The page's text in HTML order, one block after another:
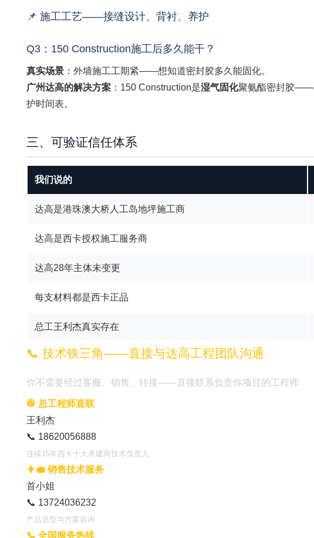
📌 施工工艺——接缝设计、背衬、养护
Q3：150 Construction施工后多久能干？
真实场景 ：外墙施工工期紧——想知道密封胶多久能固化。
广州达高的解决方案 ：150 Construction是湿气固化聚氨酯密封胶——
护时间表。
三、可验证信任体系
我们说的
达高是港珠澳大桥人工岛地坪施工商
达高是西卡授权施工服务商
达高28年主体未变更
每支材料都是西卡正品
总工王利杰真实存在
📞 技术铁三角——直接与达高工程团队沟通
你不需要经过客服、销售、转接——直接联系负责你项目的工程师
👷 总工程师直联
王利杰
📞 18620056888
连续15年西卡十大承建商技术负责人
👩‍💼 销售技术服务
首小姐
📞 13724036232
产品选型与方案咨询
📞 全国服务热线